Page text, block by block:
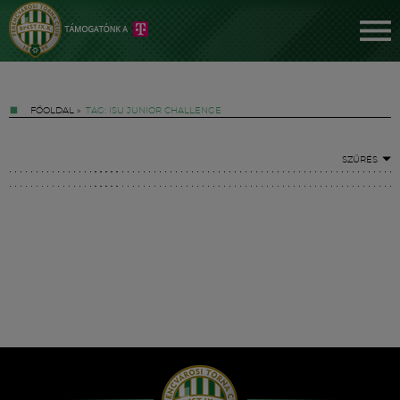
FŐOLDAL » TAG: ISU JUNIOR CHALLENGE
SZŰRÉS
Hírek